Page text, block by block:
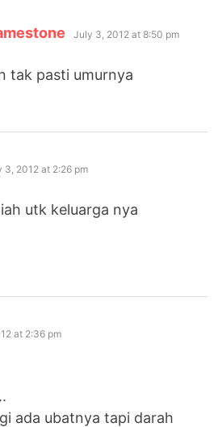
says:
July 3, 2012 at 8:50 pm
tak pasti umurnya
3, 2012 at 2:26 pm
utk keluarga nya
at 2:36 pm
ada ubatnya tapi darah